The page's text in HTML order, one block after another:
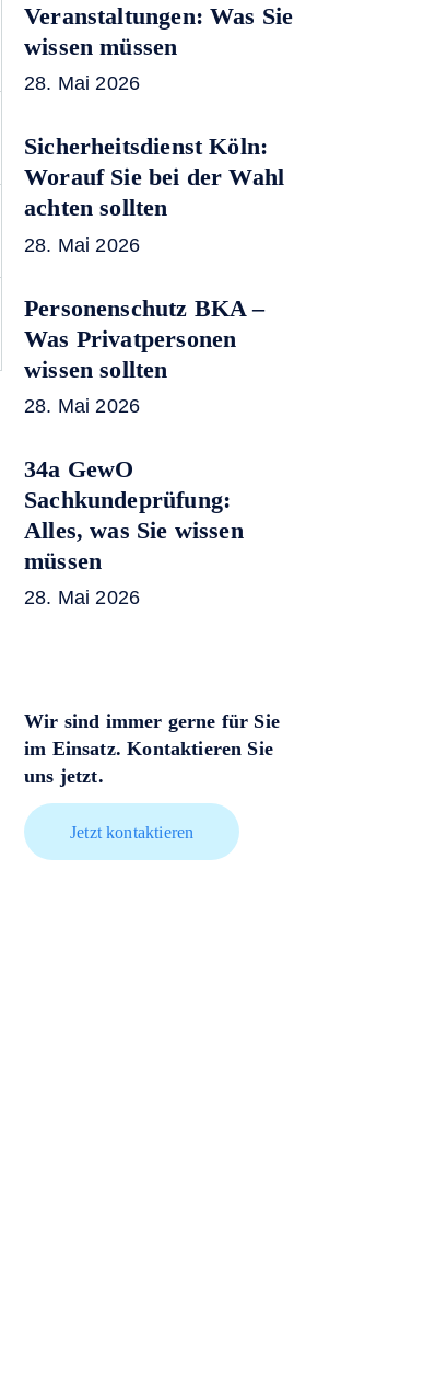
Veranstaltungen: Was Sie
wissen müssen
28. Mai 2026
Sicherheitsdienst Köln:
Worauf Sie bei der Wahl
achten sollten
28. Mai 2026
Personenschutz BKA –
Was Privatpersonen
wissen sollten
28. Mai 2026
34a GewO
Sachkundeprüfung:
Alles, was Sie wissen
müssen
28. Mai 2026
Wir sind immer gerne für Sie
im Einsatz. Kontaktieren Sie
uns jetzt.
Jetzt kontaktieren